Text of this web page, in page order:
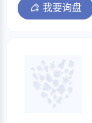
我要询盘